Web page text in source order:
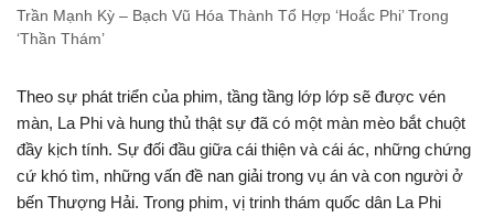
Trần Mạnh Kỳ – Bạch Vũ Hóa Thành Tổ Hợp ‘Hoắc Phi’ Trong
‘Thần Thám’
Theo sự phát triển của phim, tầng tầng lớp lớp sẽ được vén
màn, La Phi và hung thủ thật sự đã có một màn mèo bắt chuột
đầy kịch tính. Sự đối đầu giữa cái thiện và cái ác, những chứng
cứ khó tìm, những vấn đề nan giải trong vụ án và con người ở
bến Thượng Hải. Trong phim, vị trinh thám quốc dân La Phi